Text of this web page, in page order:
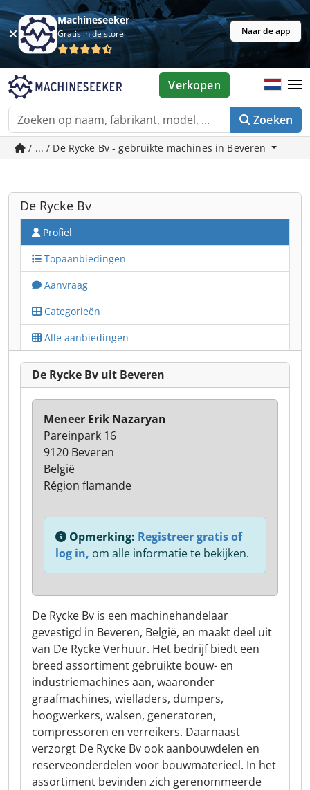
Machineseeker
Gratis in de store Naar de app
Zoeken
Verkopen
/ ... / De Rycke Bv - gebruikte machines in Beveren
De Rycke Bv
Profiel
Topaanbiedingen
Aanvraag
Categorieën
Alle aanbiedingen
De Rycke Bv uit Beveren
De Rycke Bv is een machinehandelaar
gevestigd in Beveren, België, en maakt deel uit
van De Rycke Verhuur. Het bedrijf biedt een
breed assortiment gebruikte bouw- en
industriemachines aan, waaronder
graafmachines, wielladers, dumpers,
hoogwerkers, walsen, generatoren,
compressoren en verreikers. Daarnaast
verzorgt De Rycke Bv ook aanbouwdelen en
reserveonderdelen voor bouwmaterieel. In het
assortiment bevinden zich gerenommeerde
Meneer Erik Nazaryan
Pareinpark 16
9120 Beveren
België
Région flamande
Opmerking: Registreer gratis of
log in, om alle informatie te bekijken.